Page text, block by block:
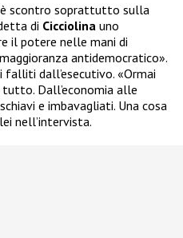
è scontro soprattutto sulla
di Cicciolina uno
il potere nelle mani di
antidemocratico».
dall’esecutivo. «Ormai
Dall’economia alle
e imbavagliati. Una cosa
nell’intervista.